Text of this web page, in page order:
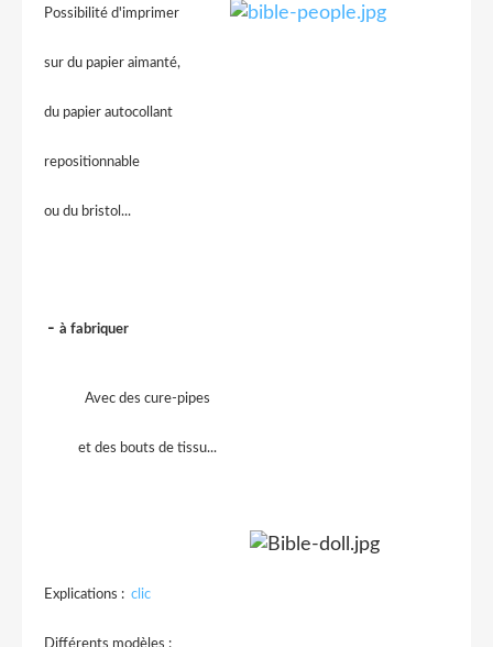
Possibilité d'imprimer
sur du papier aimanté,
du papier autocollant
repositionnable
ou du bristol...
- à fabriquer
Avec des cure-pipes
et des bouts de tissu...
Explications : clic
Différents modèles :